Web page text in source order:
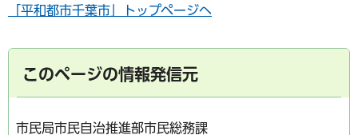
「平和都市千葉市」トップページへ
このページの情報発信元
市民局市民自治推進部市民総務課